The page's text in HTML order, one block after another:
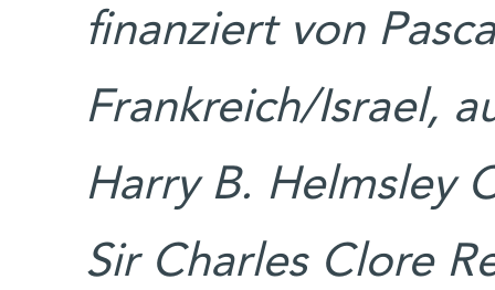
finanziert von
Frankreich/Israel,
Harry B. Helmsley
Sir Charles Clore